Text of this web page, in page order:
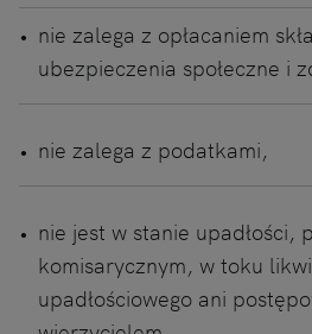
nie zalega z opłacaniem
ubezpieczenia społeczne i
nie zalega z podatkami,
nie jest w stanie upadłości,
komisarycznym, w toku
upadłościowego ani